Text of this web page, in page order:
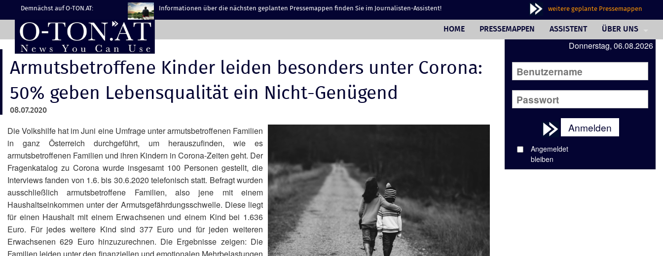
Demnächst auf O-TON.AT: Informationen über die nächsten geplanten Pressemappen finden Sie im Journalisten-Assistent! weitere geplante Pressemappen
HOME PRESSEMAPPEN ASSISTENT
ÜBER UNS
PHILOSOPHIE
WUNSCHBOX
IMPRESSUM/AGB
Armutsbetroffene Kinder leiden besonders unter Corona:
50% geben Lebensqualität ein Nicht-Genügend
08.07.2020
Die Volkshilfe hat im Juni eine Umfrage unter armutsbetroffenen Familien
in ganz Österreich durchgeführt, um herauszufinden, wie es
armutsbetroffenen Familien und ihren Kindern in Corona-Zeiten geht. Der
Fragenkatalog zu Corona wurde insgesamt 100 Personen gestellt, die
Interviews fanden von 1.6. bis 30.6.2020 telefonisch statt. Befragt wurden
ausschließlich armutsbetroffene Familien, also jene mit einem
Haushaltseinkommen unter der Armutsgefährdungsschwelle. Diese liegt
für einen Haushalt mit einem Erwachsenen und einem Kind bei 1.636
Euro. Für jedes weitere Kind sind 377 Euro und für jeden weiteren
Erwachsenen 629 Euro hinzuzurechnen. Die Ergebnisse zeigen: Die
Donnerstag, 06.08.2026
Anmelden
Angemeldet
bleiben